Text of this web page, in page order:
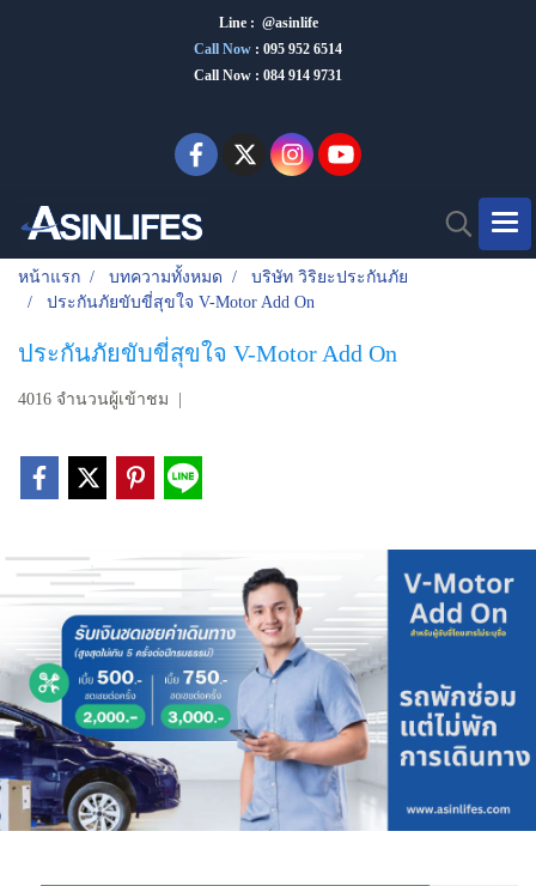
Line : @asinlife
Call Now : 095 952 6514
Call Now : 084 914 9731
หน้าแรก บทความทั้งหมด
บริษัท วิริยะประกันภัย
ประกันภัยขับขี่สุขใจ V-Motor Add On
ประกันภัยขับขี่สุขใจ V-Motor Add On
4016 จำนวนผู้เข้าชม